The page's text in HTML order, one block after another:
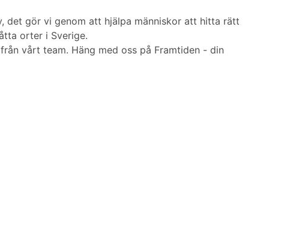
det gör vi genom att hjälpa människor att hitta rätt
orter i Sverige.
vårt team. Häng med oss på Framtiden - din